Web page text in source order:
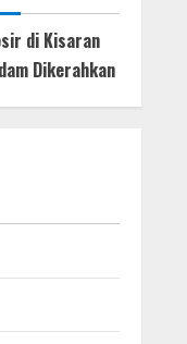
di Kisaran
Dikerahkan